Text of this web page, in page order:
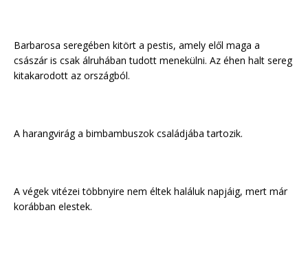
Barbarosa seregében kitört a pestis, amely elől maga a
császár is csak álruhában tudott menekülni. Az éhen halt sereg
kitakarodott az országból.
A harangvirág a bimbambuszok családjába tartozik.
A végek vitézei többnyire nem éltek haláluk napjáig, mert már
korábban elestek.